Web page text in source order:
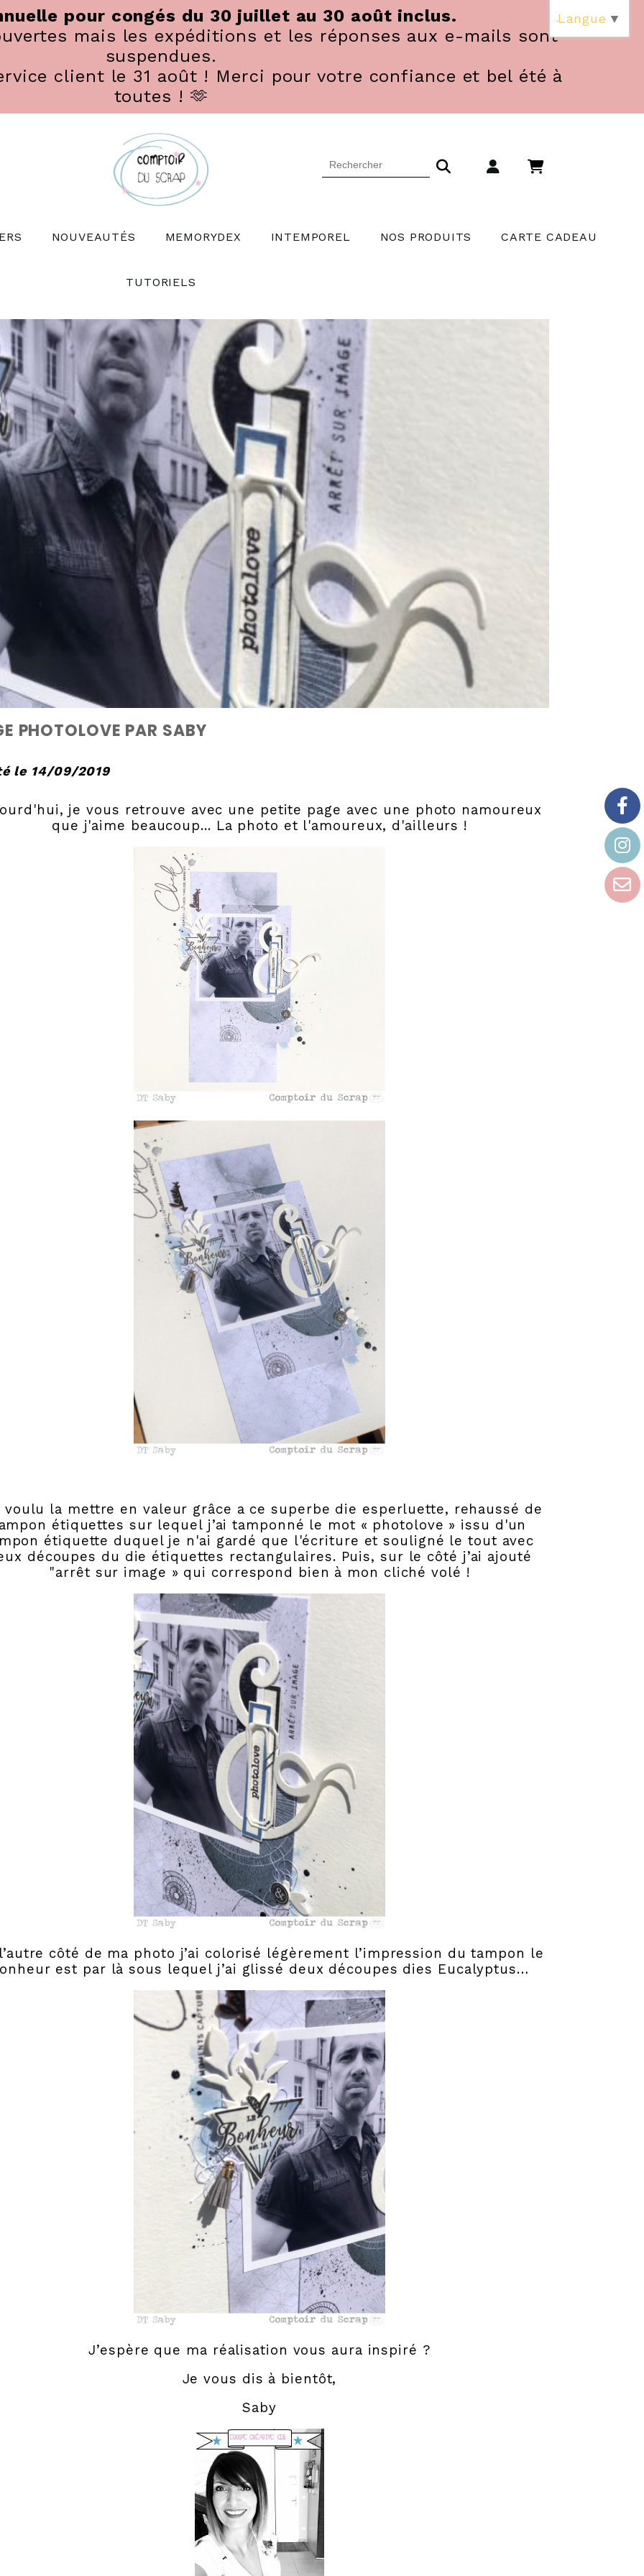
pour congés du 30 juillet au 30 août inclus.
mais les expéditions et les réponses aux e-mails sont
suspendues.
client le 31 août ! Merci pour votre confiance et bel été à
toutes ! 🫶
NOUVEAUTÉS MEMORYDEX INTEMPOREL NOS PRODUITS CARTE CADEAU
TUTORIELS
PHOTOLOVE PAR SABY
le 14/09/2019
je vous retrouve avec une petite page avec une photo namoureux
que j'aime beaucoup... La photo et l'amoureux, d'ailleurs !
voulu la mettre en valeur grâce a ce superbe die esperluette, rehaussé de
étiquettes sur lequel j’ai tamponné le mot « photolove » issu d'un
étiquette duquel je n'ai gardé que l'écriture et souligné le tout avec
découpes du die étiquettes rectangulaires. Puis, sur le côté j’ai ajouté
"arrêt sur image » qui correspond bien à mon cliché volé !
côté de ma photo j’ai colorisé légèrement l’impression du tampon le
est par là sous lequel j’ai glissé deux découpes dies Eucalyptus…
J’espère que ma réalisation vous aura inspiré ?
Je vous dis à bientôt,
Saby
Langue ▼